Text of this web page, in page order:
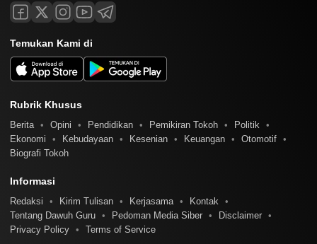
Temukan Kami di
Rubrik Khusus
Berita Opini Pendidikan Pemikiran Tokoh
Politik
Ekonomi
Kebudayaan Kesenian Keuangan
Otomotif
Biografi Tokoh
Informasi
Redaksi Kirim Tulisan Kerjasama
Kontak
Tentang Dawuh Guru
Pedoman Media Siber
Disclaimer
Privacy Policy
Terms of Service